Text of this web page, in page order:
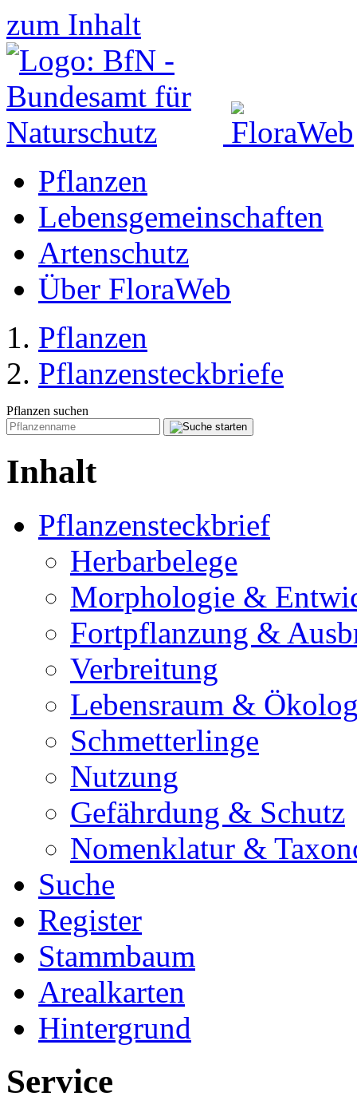
zum Inhalt
Pflanzen
Lebensgemeinschaften
Artenschutz
Über FloraWeb
Pflanzen
Pflanzensteckbriefe
Pflanzen suchen
Inhalt
Pflanzensteckbrief
Herbarbelege
Morphologie &
Fortpflanzung &
Verbreitung
Lebensraum &
Schmetterlinge
Nutzung
Gefährdung & Schutz
Nomenklatur &
Suche
Register
Stammbaum
Arealkarten
Hintergrund
Service